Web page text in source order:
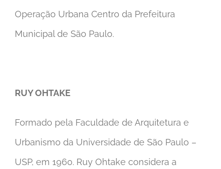
Operação Urbana Centro da Prefeitura
Municipal de São Paulo.
RUY OHTAKE
Formado pela Faculdade de Arquitetura e
Urbanismo da Universidade de São Paulo –
USP, em 1960. Ruy Ohtake considera a